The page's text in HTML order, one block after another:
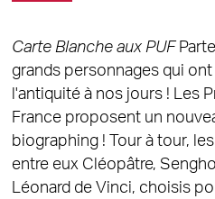
Carte Blanche aux PUF
grands personnages qui ont
l'antiquité à nos jours ! Les
France proposent un
biographing ! Tour à tour,
entre eux Cléopâtre,
Léonard de Vinci, choisis